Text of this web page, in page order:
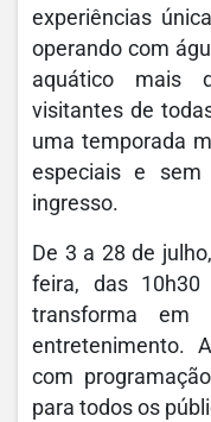
experiências
operando com
aquático mais
visitantes de
uma temporada
especiais e
ingresso.
De 3 a 28 de
feira, das
transforma em
entretenimento.
com
para todos os